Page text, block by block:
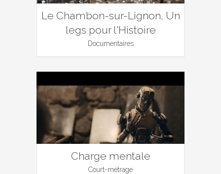
Le Chambon-sur-Lignon, Un
legs pour l'Histoire
Documentaires
Charge mentale
Court-métrage